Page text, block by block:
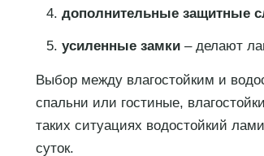
дополнительные защитные
усиленные замки – делают
Выбор между влагостойким и
спальни или гостиные,
таких ситуациях водостойкий
суток.